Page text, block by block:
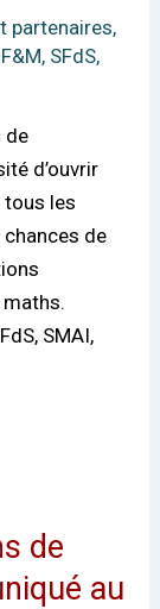
partenaires,
F&M, SFdS,
de
d’ouvrir
tous les
de
SMAI,
de
au